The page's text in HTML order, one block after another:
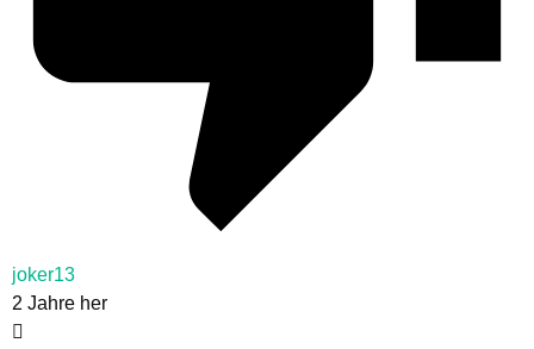
joker13
2 Jahre her